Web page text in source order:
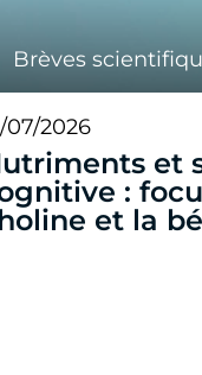
Brèves
07/2026
et
:
et la